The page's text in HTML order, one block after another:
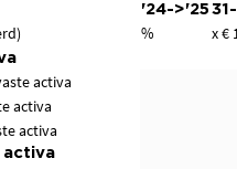
'24->'25
% x €
activa
activa
activa